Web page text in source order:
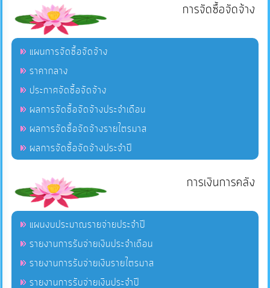
การจัดซื้อจัดจ้าง
แผนการจัดซื้อจัดจ้าง
ราคากลาง
ประกาศจัดซื้อจัดจ้าง
ผลการจัดซื้อจัดจ้างประจำเดือน
ผลการจัดซื้อจัดจ้างรายไตรมาส
ผลการจัดซื้อจัดจ้างประจำปี
การเงินการคลัง
แผนงบประมาณรายจ่ายประจำปี
รายงานการรับจ่ายเงินประจำเดือน
รายงานการรับจ่ายเงินรายไตรมาส
รายงานการรับจ่ายเงินประจำปี